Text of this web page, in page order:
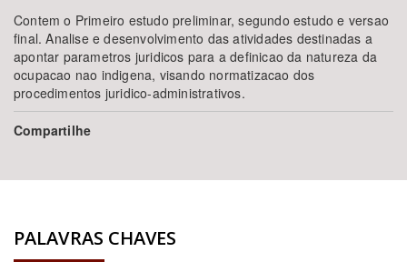
Contem o Primeiro estudo preliminar, segundo estudo e versao
final. Analise e desenvolvimento das atividades destinadas a
apontar parametros juridicos para a definicao da natureza da
ocupacao nao indigena, visando normatizacao dos
procedimentos juridico-administrativos.
Compartilhe
PALAVRAS CHAVES